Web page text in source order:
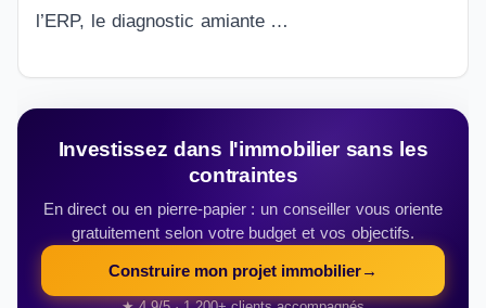
l’ERP, le diagnostic amiante …
Investissez dans l'immobilier sans les
contraintes
En direct ou en pierre-papier : un conseiller vous oriente
gratuitement selon votre budget et vos objectifs.
Construire mon projet immobilier→